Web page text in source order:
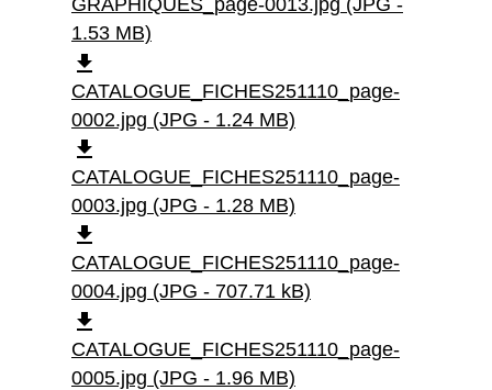
GRAPHIQUES_page-0013.jpg (JPG -
1.53 MB)
file_download
CATALOGUE_FICHES251110_page-
0002.jpg (JPG - 1.24 MB)
file_download
CATALOGUE_FICHES251110_page-
0003.jpg (JPG - 1.28 MB)
file_download
CATALOGUE_FICHES251110_page-
0004.jpg (JPG - 707.71 kB)
file_download
CATALOGUE_FICHES251110_page-
0005.jpg (JPG - 1.96 MB)